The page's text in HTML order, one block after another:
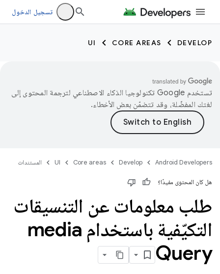
تسجيل الدخول
DEVELOP
CORE AREAS
UI
تستخدم Google تكنولوجيا الذكاء الاصطناعي لترجمة المحتوى إلى
لغتك المفضّلة، وقد تتضمّن بعض الأخطاء.
Android Developers
Develop
Core areas
UI المستندات
هل كان المحتوى مفيدًا؟
طلب معلومات عن التنسيقات
التكيّفية باستخدام media
Query